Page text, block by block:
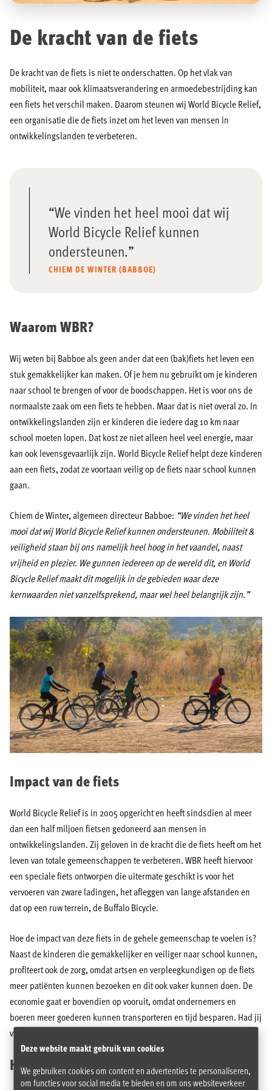
Deze website maakt gebruik van cookies
We gebruiken cookies om content en advertenties te personaliseren,
om functies voor social media te bieden en om ons websiteverkeer
De kracht van de fiets
De kracht van de fiets is niet te onderschatten. Op het vlak van
mobiliteit, maar ook klimaatsverandering en armoedebestrijding kan
een fiets het verschil maken. Daarom steunen wij World Bicycle Relief,
een organisatie die de fiets inzet om het leven van mensen in
ontwikkelingslanden te verbeteren.
We vinden het heel mooi dat wij
World Bicycle Relief kunnen
ondersteunen.
CHIEM DE WINTER (BABBOE)
Waarom WBR?
Wij weten bij Babboe als geen ander dat een (bak)fiets het leven een
stuk gemakkelijker kan maken. Of je hem nu gebruikt om je kinderen
naar school te brengen of voor de boodschappen. Het is voor ons de
normaalste zaak om een fiets te hebben. Maar dat is niet overal zo. In
ontwikkelingslanden zijn er kinderen die iedere dag 10 km naar
school moeten lopen. Dat kost ze niet alleen heel veel energie, maar
kan ook levensgevaarlijk zijn. World Bicycle Relief helpt deze kinderen
aan een fiets, zodat ze voortaan veilig op de fiets naar school kunnen
gaan.
Chiem de Winter, algemeen directeur Babboe: “We vinden het heel
mooi dat wij World Bicycle Relief kunnen ondersteunen. Mobiliteit &
veiligheid staan bij ons namelijk heel hoog in het vaandel, naast
vrijheid en plezier. We gunnen iedereen op de wereld dit, en World
Bicycle Relief maakt dit mogelijk in de gebieden waar deze
kernwaarden niet vanzelfsprekend, maar wel heel belangrijk zijn.”
Impact van de fiets
World Bicycle Relief is in 2005 opgericht en heeft sindsdien al meer
dan een half miljoen fietsen gedoneerd aan mensen in
ontwikkelingslanden. Zij geloven in de kracht die de fiets heeft om het
leven van totale gemeenschappen te verbeteren. WBR heeft hiervoor
een speciale fiets ontworpen die uitermate geschikt is voor het
vervoeren van zware ladingen, het afleggen van lange afstanden en
dat op een ruw terrein, de Buffalo Bicycle.
Hoe de impact van deze fiets in de gehele gemeenschap te voelen is?
Naast de kinderen die gemakkelijker en veiliger naar school kunnen,
profiteert ook de zorg, omdat artsen en verpleegkundigen op de fiets
meer patiënten kunnen bezoeken en dit ook vaker kunnen doen. De
economie gaat er bovendien op vooruit, omdat ondernemers en
boeren meer goederen kunnen transporteren en tijd besparen. Had jij
verwacht dat de kracht van een fiets zou groot zou zijn?
Help mee!